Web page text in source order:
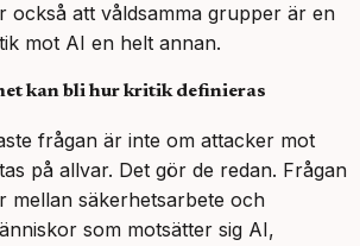
också att våldsamma grupper är en
mot AI en helt annan.
kan bli hur kritik definieras
frågan är inte om attacker mot
på allvar. Det gör de redan. Frågan
mellan säkerhetsarbete och
som motsätter sig AI,